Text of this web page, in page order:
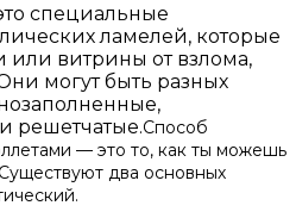
специальные
ламелей, которые
или витрины от взлома,
могут быть разных
решетчатые.Способ
— это то, как ты можешь
два основных